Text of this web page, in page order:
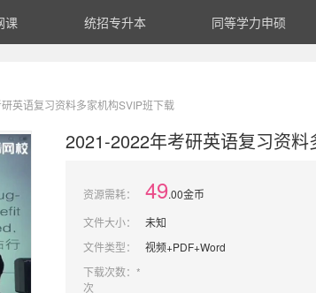
课 统招专升本 同等学力申硕
英语复习资料多家机构SVIP班下载
2021-2022年考研英语复习资
资源需耗： 49.00金币
文件大小：
未知
文件类型：
视频+PDF+Word
下载次数：*
次